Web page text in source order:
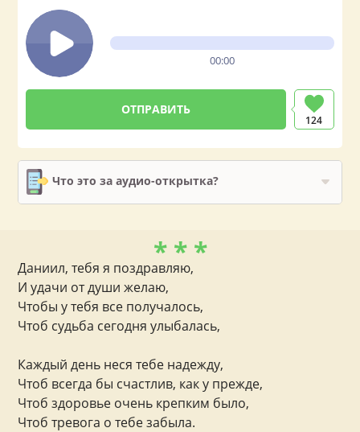
00:00
124
Что это за аудио-открытка?
* * *
Даниил, тебя я поздравляю,
И удачи от души желаю,
Чтобы у тебя все получалось,
Чтоб судьба сегодня улыбалась,
Каждый день неся тебе надежду,
Чтоб всегда бы счастлив, как у прежде,
Чтоб здоровье очень крепким было,
Чтоб тревога о тебе забыла.